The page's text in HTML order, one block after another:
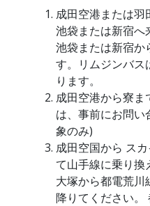
成田空港または
池袋または新宿へ
池袋または新宿か
す。リムジンバス
ります。
成田空港から寮ま
は、事前にお問
象のみ)
成田空国から ス
て山手線に乗り換
大塚から都電荒
降りてください。